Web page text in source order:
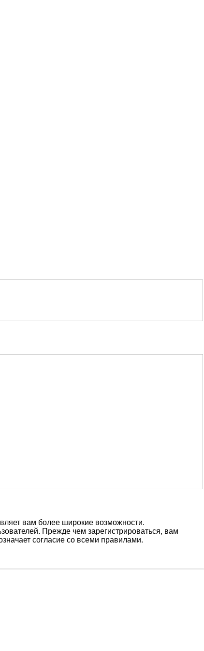
вам более широкие возможности.
Прежде чем зарегистрироваться, вам
согласие со всеми правилами.